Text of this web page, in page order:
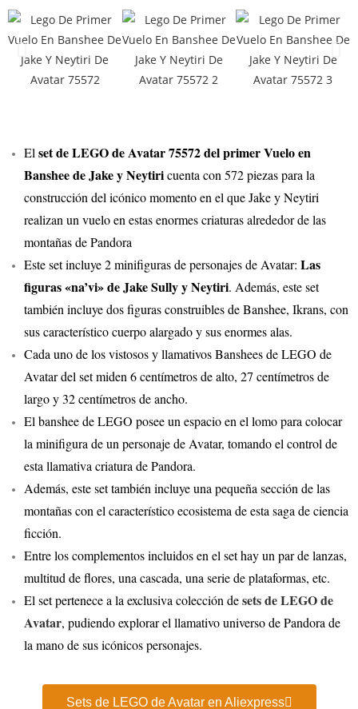
El set de LEGO de Avatar 75572 del primer Vuelo en
Banshee de Jake y Neytiricuenta con 572 piezas para la
construcción del icónico momento en el que Jake y Neytiri
realizan un vuelo en estas enormes criaturas alrededor de las
montañas de Pandora
Este set incluye 2 minifiguras de personajes de Avatar: Las
figuras «na’vi» de Jake Sully y Neytiri. Además, este set
también incluye dos figuras construibles de Banshee, Ikrans, con
sus característico cuerpo alargado y sus enormes alas.
Cada uno de los vistosos y llamativos Banshees de LEGO de
Avatar del set miden 6 centímetros de alto, 27 centímetros de
largo y 32 centímetros de ancho.
El banshee de LEGO posee un espacio en el lomo para colocar
la minifigura de un personaje de Avatar, tomando el control de
esta llamativa criatura de Pandora.
Además, este set también incluye una pequeña sección de las
montañas con el característico ecosistema de esta saga de ciencia
ficción.
Entre los complementos incluidos en el set hay un par de lanzas,
multitud de flores, una cascada, una serie de plataformas, etc.
El set pertenece a la exclusiva colección desets de LEGO de
Avatar, pudiendo explorar el llamativo universo de Pandora de
la mano de sus icónicos personajes.
Sets de LEGO de Avatar en Aliexpress